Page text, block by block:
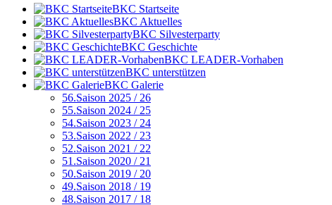
BKC Startseite
BKC Aktuelles
BKC Silvesterparty
BKC Geschichte
BKC LEADER-Vorhaben
BKC unterstützen
BKC Galerie
56.Saison 2025 / 26
55.Saison 2024 / 25
54.Saison 2023 / 24
53.Saison 2022 / 23
52.Saison 2021 / 22
51.Saison 2020 / 21
50.Saison 2019 / 20
49.Saison 2018 / 19
48.Saison 2017 / 18